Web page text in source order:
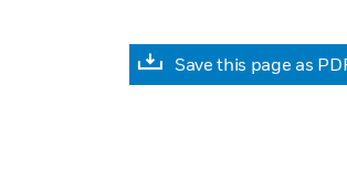
Save this page as